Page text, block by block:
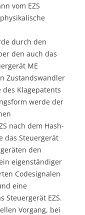
vom EZS
durch den
den auch das
ME
Zustandswandler
Klagepatents
werde der
nach dem Hash-
das Steuergerät
den
eigenständiger
Codesignalen
eine
Steuergerät EZS.
Vorgang, bei